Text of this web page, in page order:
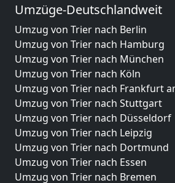
Umzüge-Deutschlandweit
Umzug von Trier nach Berlin
Umzug von Trier nach Hamburg
Umzug von Trier nach München
Umzug von Trier nach Köln
Umzug von Trier nach Frankfurt
Umzug von Trier nach Stuttgart
Umzug von Trier nach Düsseldorf
Umzug von Trier nach Leipzig
Umzug von Trier nach Dortmund
Umzug von Trier nach Essen
Umzug von Trier nach Bremen